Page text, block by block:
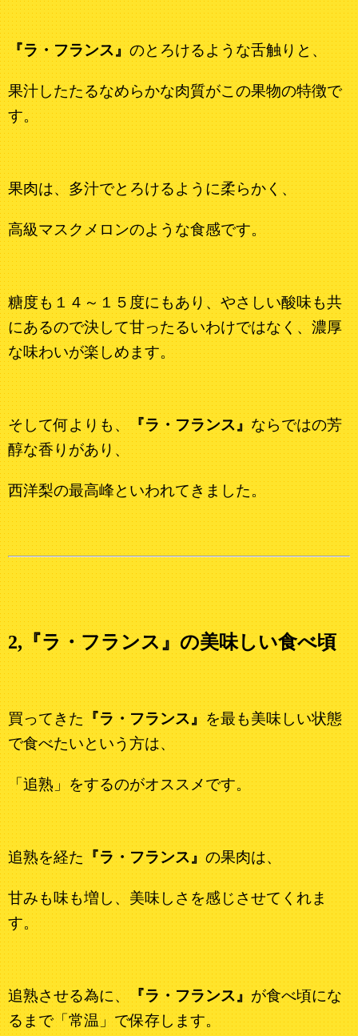
『ラ・フランス』のとろけるような舌触りと、
果汁したたるなめらかな肉質がこの果物の特徴で
す。
果肉は、多汁でとろけるように柔らかく、
高級マスクメロンのような食感です。
糖度も１４～１５度にもあり、やさしい酸味も共
にあるので決して甘ったるいわけではなく、濃厚
な味わいが楽しめます。
そして何よりも、『ラ・フランス』ならではの芳
醇な香りがあり、
西洋梨の最高峰といわれてきました。
2,『ラ・フランス』の美味しい食べ頃
買ってきた『ラ・フランス』を最も美味しい状態
で食べたいという方は、
「追熟」をするのがオススメです。
追熟を経た『ラ・フランス』の果肉は、
甘みも味も増し、美味しさを感じさせてくれま
す。
追熟させる為に、『ラ・フランス』が食べ頃にな
るまで「常温」で保存します。